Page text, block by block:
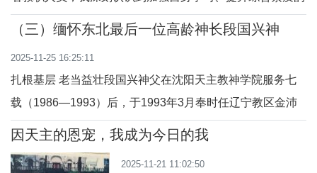
刻，是郭光启神父与主不变的约定，
也是响在教友心中的第一声钟鸣。严
神父的生活节律如
重要性和紧迫性。近期，我积极参与了由教区组织的“学法
了关于爱国爱教工作的相关文件与精神。通过系统的学习和
深刻的反思，我在思想认识、政治立场、宗教
（三）缅怀东北最后一位高龄神长段国兴神
2025-11-25 16:25:11
扎根基层 老当益壮段国兴神父在沈阳天主教神学院服务七
载（1986—1993）后，于1993年3月奉时任辽宁教区金沛
献主教之命，以六十五岁之龄离开修院，前往阜新民主堂区
因天主的恩宠，我成为今日的我
2025-11-21 11:02:50